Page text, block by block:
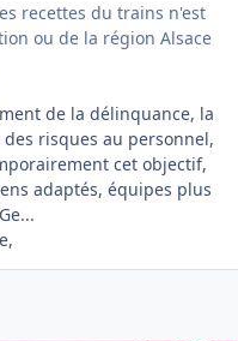
recettes du trains n'est
ou de la région Alsace
de la délinquance, la
risques au personnel,
cet objectif,
adaptés, équipes plus